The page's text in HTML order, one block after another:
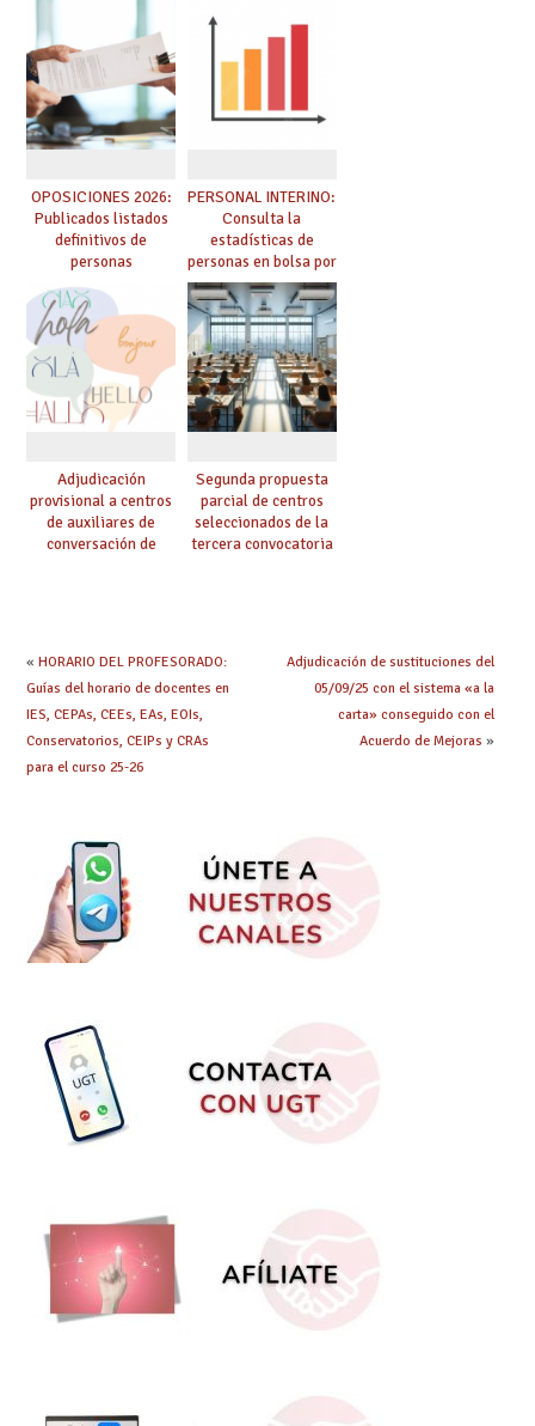
especialidad
debes saber
OPOSICIONES 2026:
Publicados listados
definitivos de
personas
seleccionadas. ¿Qué
hacer ahora si he
obtenido plaza?
PERSONAL INTERINO:
Consulta la
estadísticas de
personas en bolsa por
cuerpo, especialidad
y tipo de bolsa para
el curso 26/27
Adjudicación
provisional a centros
de auxiliares de
conversación de
Segunda propuesta
parcial de centros
seleccionados de la
tercera convocatoria
« HORARIO DEL PROFESORADO:
Guías del horario de docentes en
IES, CEPAs, CEEs, EAs, EOIs,
Conservatorios, CEIPs y CRAs
para el curso 25-26
Adjudicación de sustituciones del
05/09/25 con el sistema «a la
carta» conseguido con el
Acuerdo de Mejoras »